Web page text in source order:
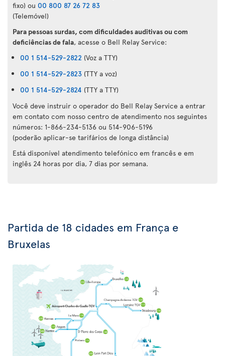
fixo) ou 00 800 87 26 72 83
(Telemóvel)
Para pessoas surdas, com dificuldades auditivas ou com
deficiências de fala, acesse o Bell Relay Service:
00 1 514-529-2822 (Voz a TTY)
00 1 514-529-2823 (TTY a voz)
00 1 514-529-2824 (TTY a TTY)
Você deve instruir o operador do Bell Relay Service a entrar
em contato com nosso centro de atendimento nos seguintes
números: 1-866-234-5136 ou 514-906-5196
(poderão aplicar-se tarifários de longa distância)
Está disponível atendimento telefónico em francês e em
inglês 24 horas por dia, 7 dias por semana.
Partida de 18 cidades em França e
Bruxelas